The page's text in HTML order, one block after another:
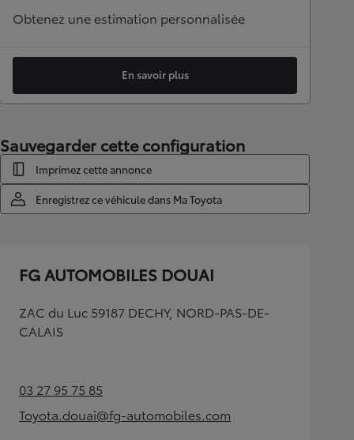
Obtenez une estimation personnalisée
En savoir plus
Sauvegarder cette configuration
Imprimez cette annonce
Enregistrez ce véhicule dans Ma Toyota
FG AUTOMOBILES DOUAI
ZAC du Luc 59187 DECHY, NORD-PAS-DE-
CALAIS
03 27 95 75 85(Opens in new tab)
Toyota.douai@fg-automobiles.com
(Opens in new tab)